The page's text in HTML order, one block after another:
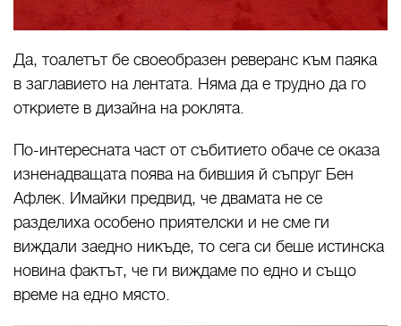
Да, тоалетът бе своеобразен реверанс към паяка
в заглавието на лентата. Няма да е трудно да го
откриете в дизайна на роклята.
По-интересната част от събитието обаче се оказа
изненадващата поява на бившия й съпруг Бен
Афлек. Имайки предвид, че двамата не се
разделиха особено приятелски и не сме ги
виждали заедно никъде, то сега си беше истинска
новина фактът, че ги виждаме по едно и също
време на едно място.